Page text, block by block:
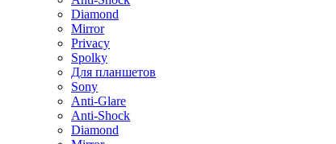
Diamond
Mirror
Privacy
Spolky
Для планшетов
Sony
Anti-Glare
Anti-Shock
Diamond